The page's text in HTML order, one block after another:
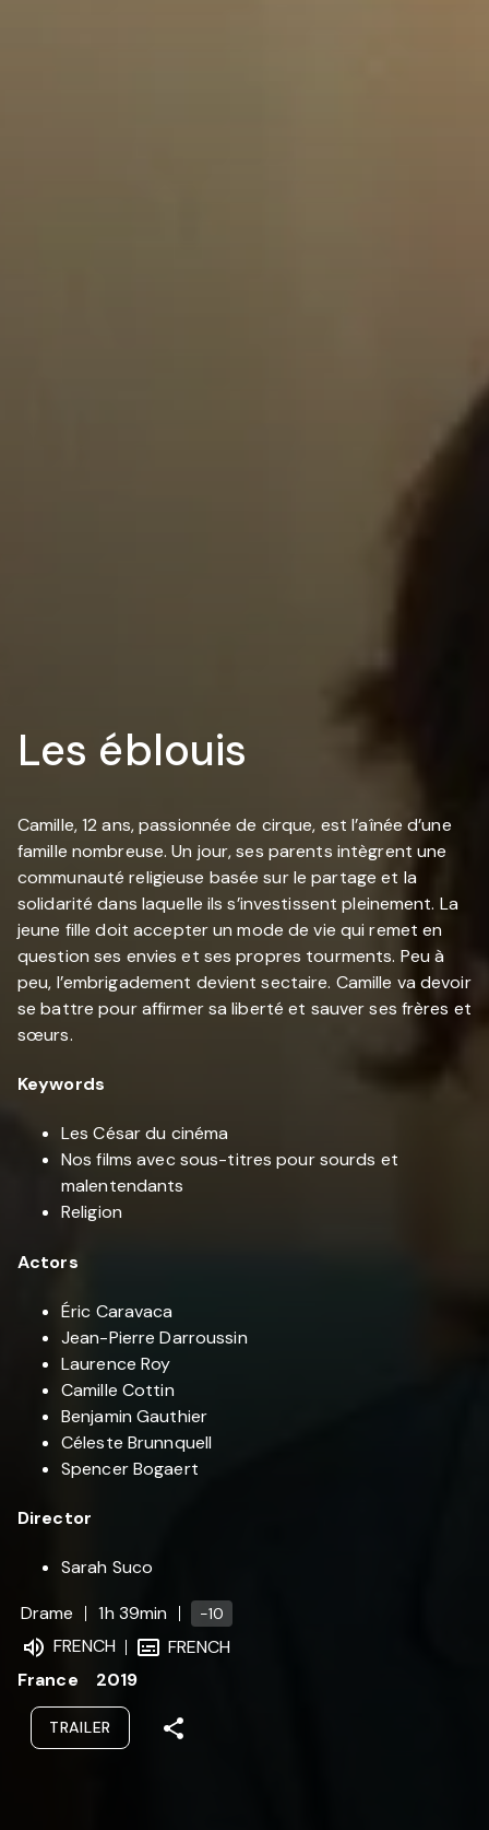
Les éblouis
Camille, 12 ans, passionnée de cirque, est l’aînée d’une
famille nombreuse. Un jour, ses parents intègrent une
communauté religieuse basée sur le partage et la
solidarité dans laquelle ils s’investissent pleinement. La
jeune fille doit accepter un mode de vie qui remet en
question ses envies et ses propres tourments. Peu à
peu, l’embrigadement devient sectaire. Camille va devoir
se battre pour affirmer sa liberté et sauver ses frères et
sœurs.
Keywords
Les César du cinéma
Nos films avec sous-titres pour sourds et
malentendants
Religion
Actors
Éric Caravaca
Jean-Pierre Darroussin
Laurence Roy
Camille Cottin
Benjamin Gauthier
Céleste Brunnquell
Spencer Bogaert
Director
Sarah Suco
Drame
1h 39min -10
FRENCH
FRENCH
France
2019
TRAILER